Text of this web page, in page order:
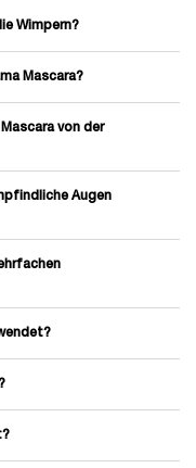
Wimpern?
Mascara?
von der
Augen